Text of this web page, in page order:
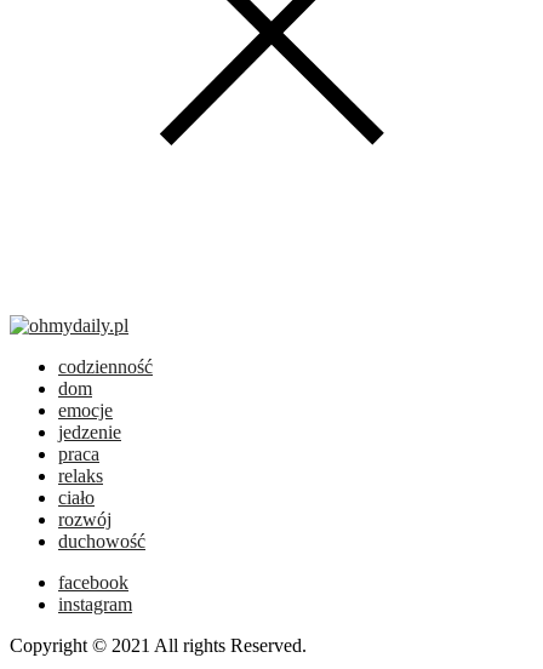
codzienność
dom
emocje
jedzenie
praca
relaks
ciało
rozwój
duchowość
facebook
instagram
Copyright © 2021 All rights Reserved.